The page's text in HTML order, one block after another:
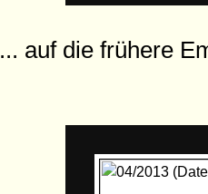
... auf die frühere